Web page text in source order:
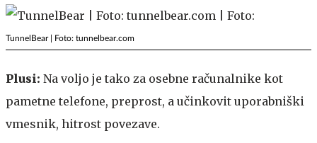
TunnelBear | Foto: tunnelbear.com
Plusi: Na voljo je tako za osebne računalnike kot
pametne telefone, preprost, a učinkovit uporabniški
vmesnik, hitrost povezave.